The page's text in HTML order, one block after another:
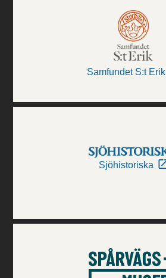
Samfundet S:t Erik
Sjöhistoriska